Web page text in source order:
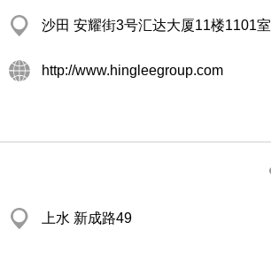
沙田 安耀街3号汇达大厦11楼1101室
http://www.hingleegroup.com
上水 新成路49